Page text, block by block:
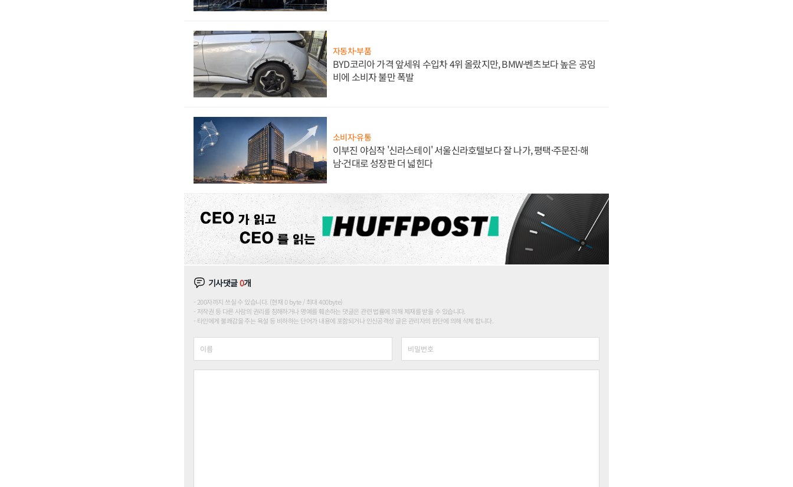
자동차·부품
BYD코리아 가격 앞세워 수입차 4위 올랐지만, BMW·벤츠보다 높은 공임
비에 소비자 불만 폭발
소비자·유통
이부진 야심작 '신라스테이' 서울신라호텔보다 잘 나가, 평택·주문진·해
남·건대로 성장판 더 넓힌다
기사댓글0개
200자까지 쓰실 수 있습니다. (현재 0 byte / 최대 400byte)
저작권 등 다른 사람의 권리를 침해하거나 명예를 훼손하는 댓글은 관련 법률에 의해 제재를 받을 수 있습니다.
타인에게 불쾌감을 주는 욕설 등 비하하는 단어가 내용에 포함되거나 인신공격성 글은 관리자의 판단에 의해 삭제 합니다.